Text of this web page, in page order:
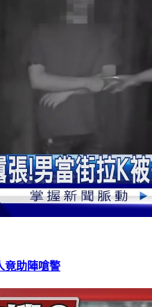
助陣嗆警